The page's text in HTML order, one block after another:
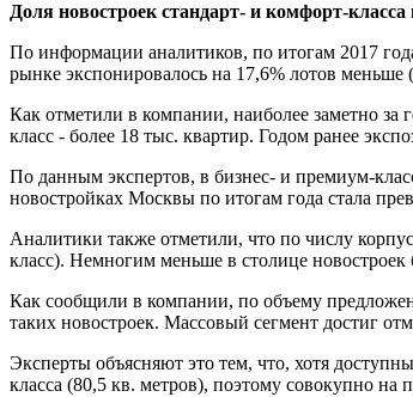
Доля новостроек стандарт- и комфорт-
По информации аналитиков, по итогам 2017
рынке экспонировалось на 17,6% лотов меньше
Как отметили в компании, наиболее заметно за
класс - более 18 тыс. квартир. Годом ранее
По данным экспертов, в бизнес- и премиум-
новостройках Москвы по итогам года стала
Аналитики также отметили, что по числу
класс). Немногим меньше в столице
Как сообщили в компании, по объему
таких новостроек. Массовый сегмент достиг
Эксперты объясняют это тем, что, хотя
класса (80,5 кв. метров), поэтому совокупно на